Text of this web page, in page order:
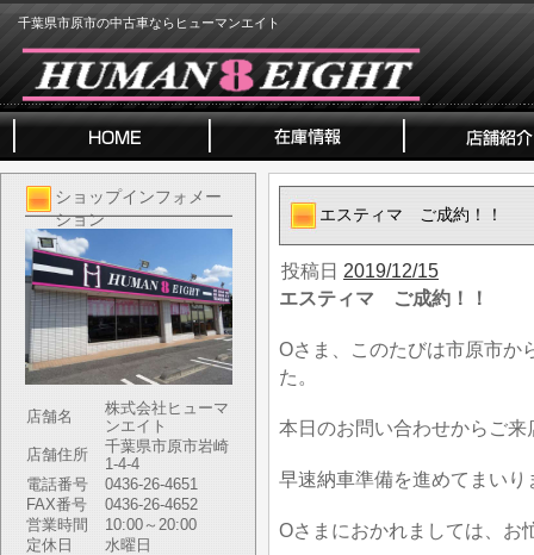
千葉県市原市の中古車ならヒューマンエイト
ショップインフォメー
ション
店舗名
株式会社ヒューマ
ンエイト
店舗住所
千葉県市原市岩崎
1-4-4
電話番号
0436-26-4651
FAX番号
0436-26-4652
営業時間
10:00～20:00
定休日
水曜日
エスティマ ご成約！！
投稿日 2019/12/15
エスティマ ご成約！！
Oさま、このたびは市原市か
た。
本日のお問い合わせからご
早速納車準備を進めてまいり
Oさまにおかれましては、お